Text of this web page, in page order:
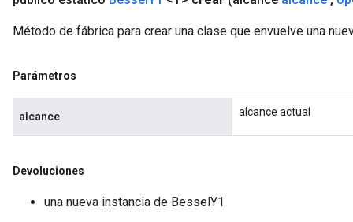
Método de fábrica para crear una clase que envuelve una
Parámetros
alcance alcance actual
Devoluciones
una nueva instancia de BesselY1